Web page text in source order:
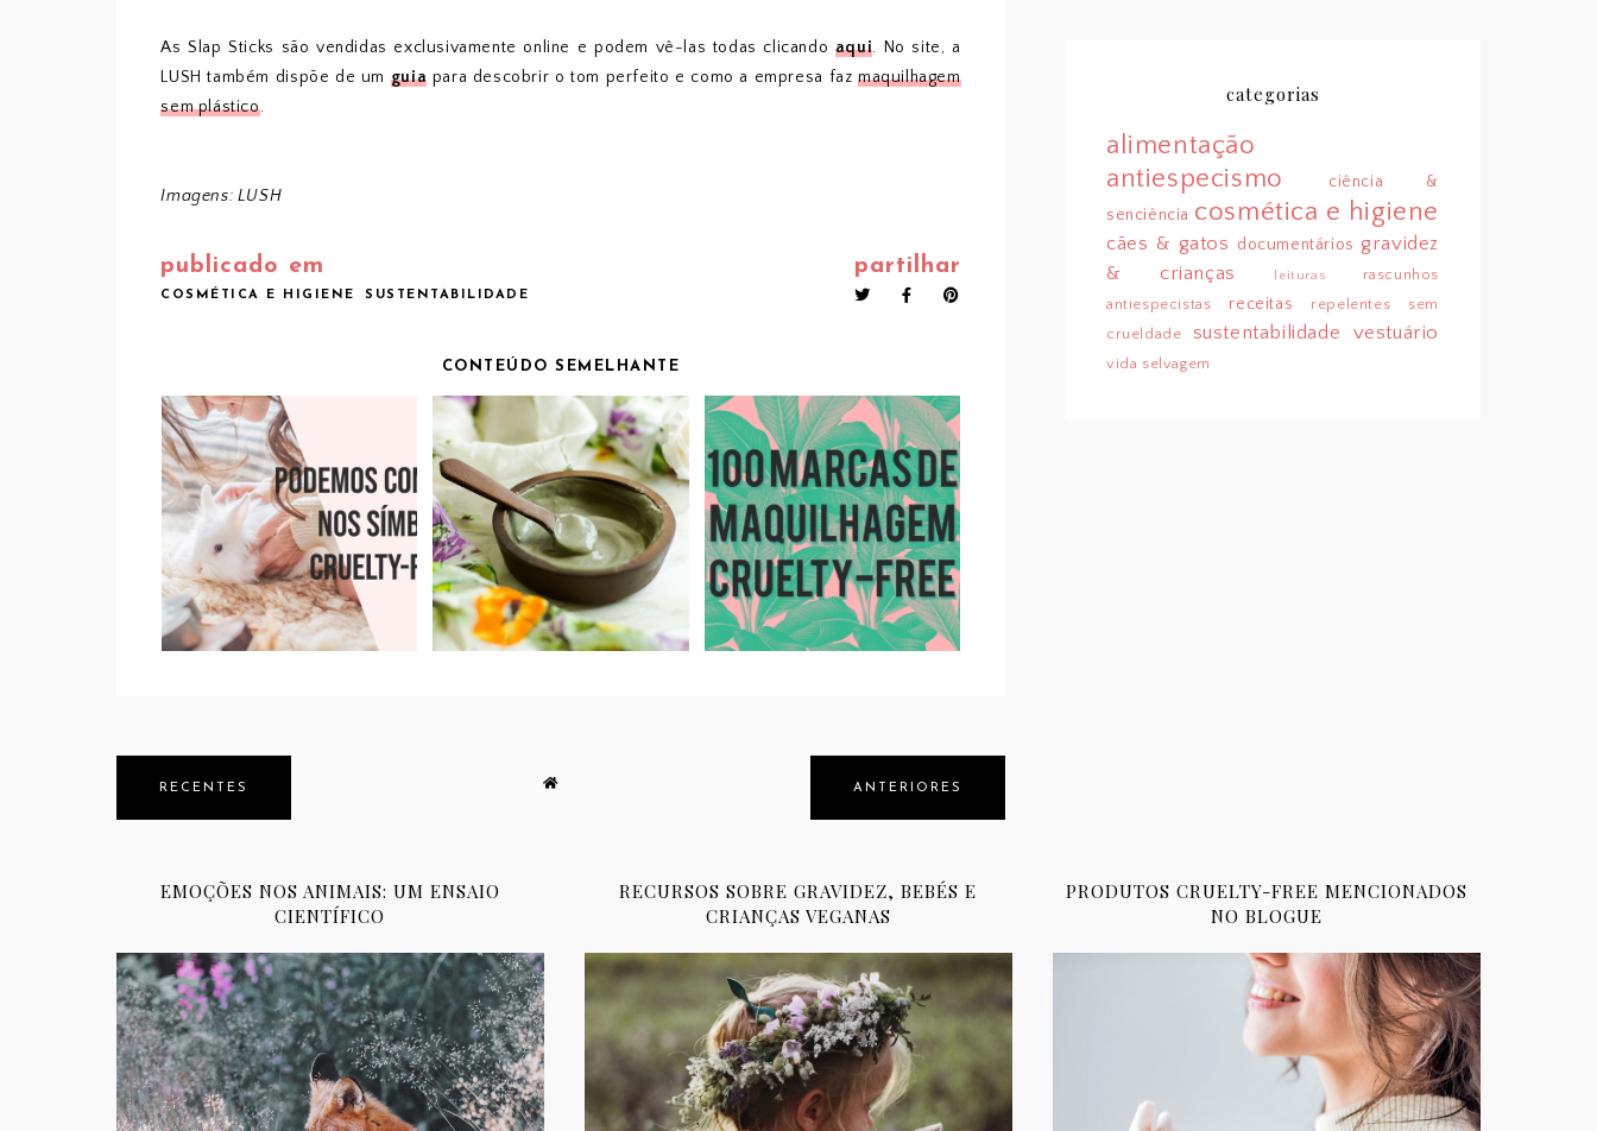
As Slap Sticks são vendidas exclusivamente online e podem vê-las todas clicando aqui. No site, a
LUSH também dispõe de um guia para descobrir o tom perfeito e como a empresa faz maquilhagem
sem plástico.
Imagens: LUSH
publicado em
COSMÉTICA E HIGIENE SUSTENTABILIDADE
partilhar
CONTEÚDO SEMELHANTE
PODEMOS CONFIAR
NOS SÍMBOLOS
CRUELTY-FREE?
BELEZA CRUELTY-
FREE E NATURAL:
MÁSCARAS DE
ARGILA
100 MARCAS DE
MAQUILHAGEM
CRUELTY-FREE
RECENTES ANTERIORES
categorias
alimentação
antiespecismo
ciência &
senciência cosmética e higiene
cães & gatos documentários gravidez
& crianças
leituras
rascunhos
antiespecistas
receitas
repelentes sem
crueldade
sustentabilidade vestuário
vida selvagem
EMOÇÕES NOS ANIMAIS: UM ENSAIO
CIENTÍFICO
RECURSOS SOBRE GRAVIDEZ, BEBÉS E
CRIANÇAS VEGANAS
PRODUTOS CRUELTY-FREE MENCIONADOS
NO BLOGUE